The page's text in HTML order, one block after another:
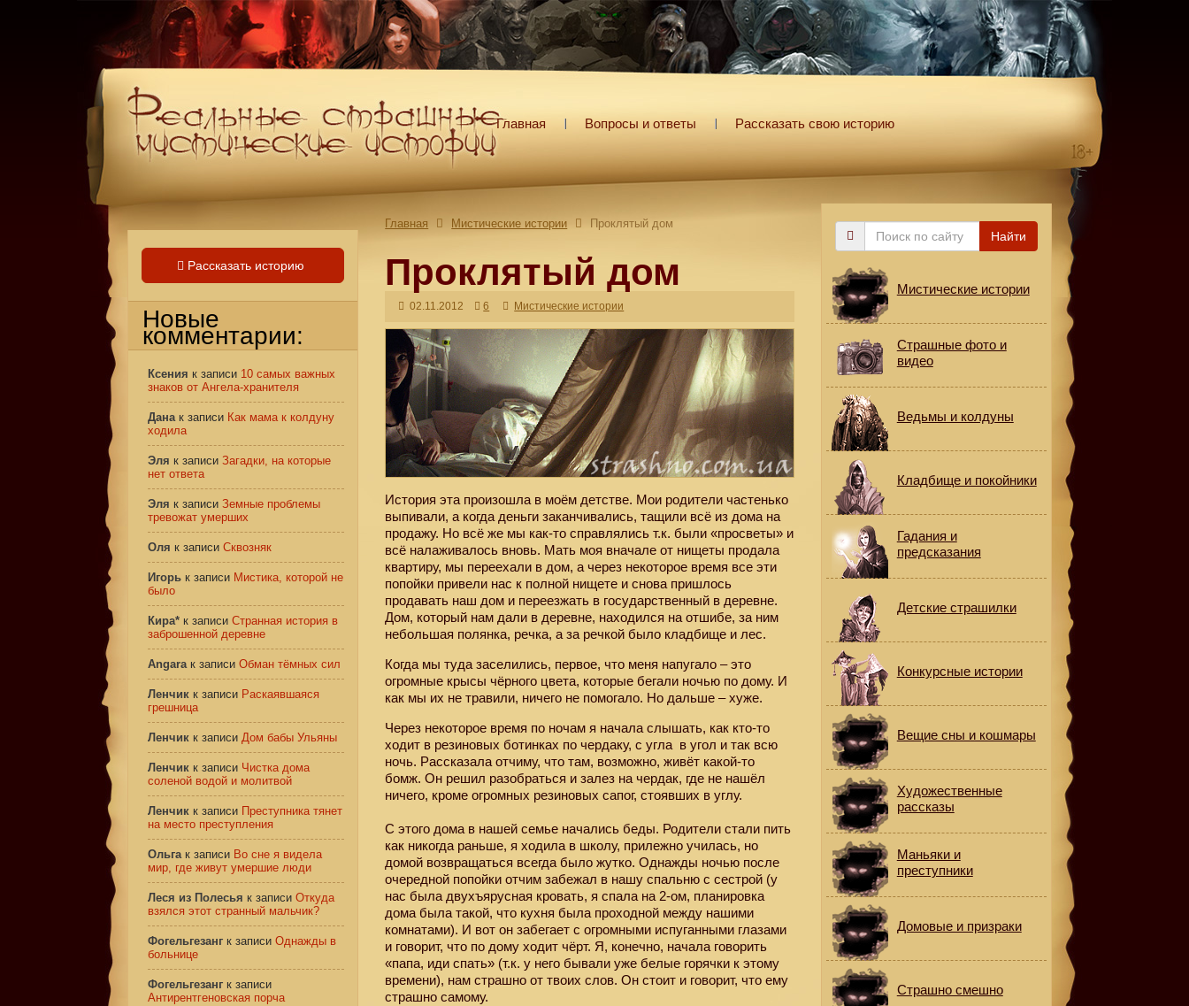
Главная Вопросы и ответы Рассказать свою историю
Главная Мистические истории Проклятый дом
Проклятый дом
02.11.2012 6 Мистические истории
История эта произошла в моём детстве. Мои родители частенько
выпивали, а когда деньги заканчивались, тащили всё из дома на
продажу. Но всё же мы как-то справлялись т.к. были «просветы» и
всё налаживалось вновь. Мать моя вначале от нищеты продала
квартиру, мы переехали в дом, а через некоторое время все эти
попойки привели нас к полной нищете и снова пришлось
продавать наш дом и переезжать в государственный в деревне.
Дом, который нам дали в деревне, находился на отшибе, за ним
небольшая полянка, речка, а за речкой было кладбище и лес.
Когда мы туда заселились, первое, что меня напугало – это
огромные крысы чёрного цвета, которые бегали ночью по дому. И
как мы их не травили, ничего не помогало. Но дальше – хуже.
Через некоторое время по ночам я начала слышать, как кто-то
ходит в резиновых ботинках по чердаку, с угла в угол и так всю
ночь. Рассказала отчиму, что там, возможно, живёт какой-то
бомж. Он решил разобраться и залез на чердак, где не нашёл
ничего, кроме огромных резиновых сапог, стоявших в углу.
С этого дома в нашей семье начались беды. Родители стали пить
как никогда раньше, я ходила в школу, прилежно училась, но
домой возвращаться всегда было жутко. Однажды ночью после
очередной попойки отчим забежал в нашу спальню с сестрой (у
нас была двухъярусная кровать, я спала на 2-ом, планировка
дома была такой, что кухня была проходной между нашими
комнатами). И вот он забегает с огромными испуганными глазами
и говорит, что по дому ходит чёрт. Я, конечно, начала говорить
«папа, иди спать» (т.к. у него бывали уже белые горячки к этому
времени), нам страшно от твоих слов. Он стоит и говорит, что ему
страшно самому.
Рассказать историю
Новые
комментарии:
Ксения к записи 10 самых важных
знаков от Ангела-хранителя
Данак записи Как мама к колдуну
ходила
Эля к записи Загадки, на которые
нет ответа
Эля к записи Земные проблемы
тревожат умерших
Оля к записи Сквозняк
Игорь к записи Мистика, которой не
было
Кира* к записи Странная история в
заброшенной деревне
Angaraк записи Обман тёмных сил
Ленчик к записи Раскаявшаяся
грешница
Ленчик к записи Дом бабы Ульяны
Ленчик к записи Чистка дома
соленой водой и молитвой
Ленчик к записи Преступника тянет
на место преступления
Ольгак записи Во сне я видела
мир, где живут умершие люди
Леся из Полесья к записи Откуда
взялся этот странный мальчик?
Фогельгезанг к записи Однажды в
больнице
Фогельгезанг к записи
Антирентгеновская порча
Поиск
Найти
Мистические истории
Страшные фото и
видео
Ведьмы и колдуны
Кладбище и покойники
Гадания и
предсказания
Детские страшилки
Конкурсные истории
Вещие сны и кошмары
Художественные
рассказы
Маньяки и
преступники
Домовые и призраки
Страшно смешно